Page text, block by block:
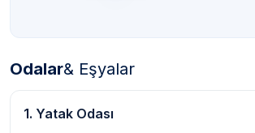
Odalar& Eşyalar
1. Yatak Odası